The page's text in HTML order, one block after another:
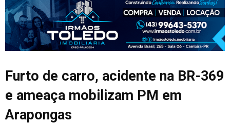
Furto de carro, acidente na BR-369
e ameaça mobilizam PM em
Arapongas